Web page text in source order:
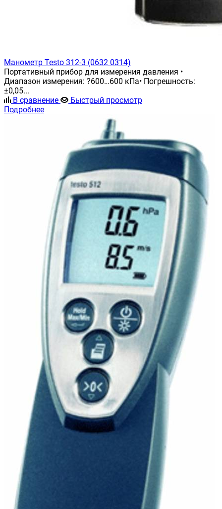
Манометр Testo 312-3 (0632 0314)
Портативный прибор для измерения давления •
Диапазон измерения: ?600…600 кПа• Погрешность:
±0,05...
В сравнение
Быстрый просмотр
Подробнее